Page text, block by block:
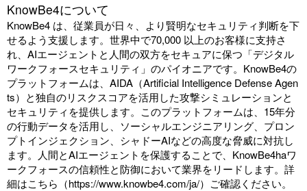
KnowBe4について
KnowBe4 は、従業員が日々、より賢明なセキュリティ判断を下
せるよう支援します。世界中で70,000 以上のお客様に支持さ
れ、AIエージェントと人間の双方をセキュアに保つ「デジタル
ワークフォースセキュリティ」のパイオニアです。KnowBe4の
プラットフォームは、AIDA（Artificial Intelligence Defense Agen
ts）と独自のリスクスコアを活用した攻撃シミュレーションと
セキュリティを提供します。このプラットフォームは、15年分
の行動データを活用し、ソーシャルエンジニアリング、プロン
プトインジェクション、シャドーAIなどの高度な脅威に対抗し
ます。人間とAIエージェントを保護することで、KnowBe4haワ
ークフォースの信頼性と防御において業界をリードします。詳
細はこちら（https://www.knowbe4.com/ja/）ご確認ください。